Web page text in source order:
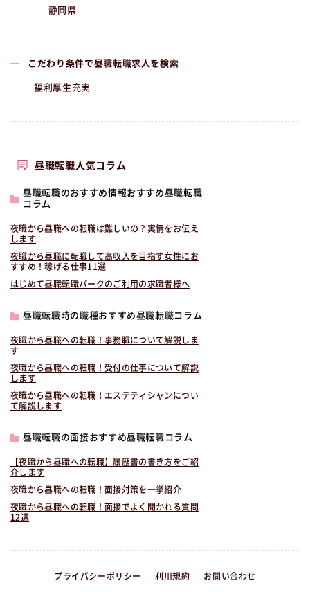
静岡県
こだわり条件で昼職転職求人を検索
福利厚生充実
昼職転職人気コラム
昼職転職のおすすめ情報おすすめ昼職転職
コラム
夜職から昼職への転職は難しいの？実情をお伝え
します
夜職から昼職に転職して高収入を目指す女性にお
すすめ！稼げる仕事11選
はじめて昼職転職パークのご利用の求職者様へ
昼職転職時の職種おすすめ昼職転職コラム
夜職から昼職への転職！事務職について解説しま
す
夜職から昼職への転職！受付の仕事について解説
します
夜職から昼職への転職！エステティシャンについ
て解説します
昼職転職の面接おすすめ昼職転職コラム
【夜職から昼職への転職】履歴書の書き方をご紹
介します
夜職から昼職への転職！面接対策を一挙紹介
夜職から昼職への転職！面接でよく聞かれる質問
12選
プライバシーポリシー 利用規約 お問い合わせ